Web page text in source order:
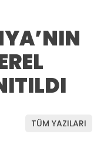
TÜM YAZILARI